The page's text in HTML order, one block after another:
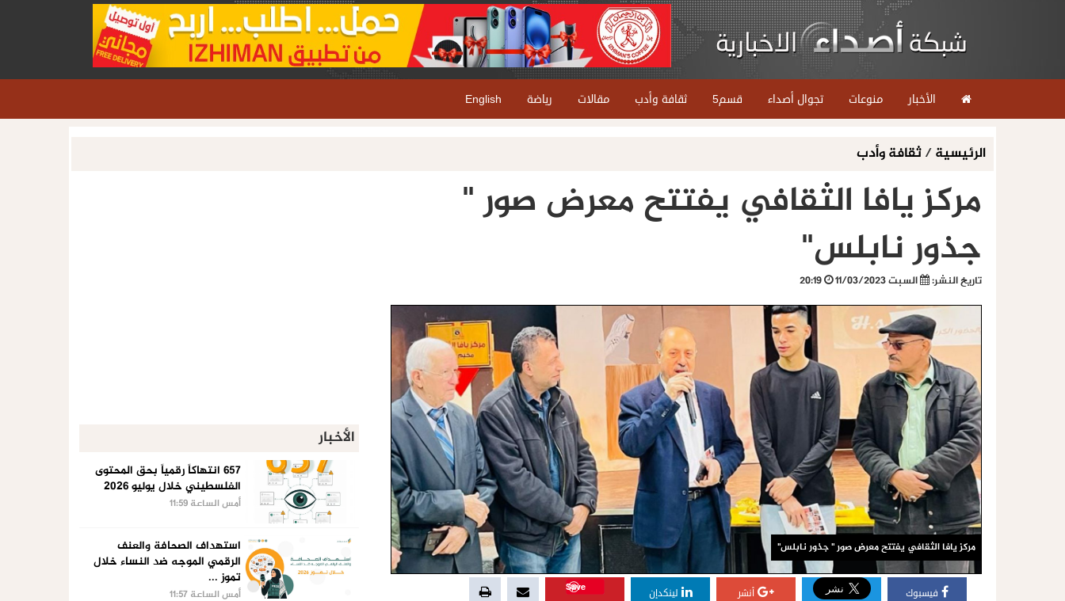
الأخبار منوعات تجوال أصداء قسم5 ثقافة وأدب مقالات رياضة English
الرئيسية/ثقافة وأدب
مركز يافا الثقافي يفتتح معرض صور "
جذور نابلس"
تاريخ النشر: السبت 11/03/2023
مركز يافا الثقافي يفتتح معرض صور " جذور نابلس"
فيسبوك أنشر لينكدإن
Save
الأخبار
657 انتهاكاً رقمياً بحق المحتوى
الفلسطيني خلال يوليو 2026
أمس الساعة 11:59
استهداف الصحافة والعنف
الرقمي الموجه ضد النساء خلال
تموز ...
أمس الساعة 11:57